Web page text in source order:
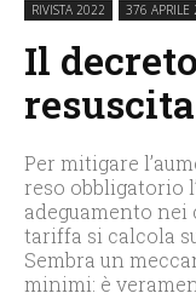
RIVISTA 2022 376 APRILE
Il
Per mitigare
reso obbligatorio
adeguamento
tariffa si calcola
Sembra un
minimi: è